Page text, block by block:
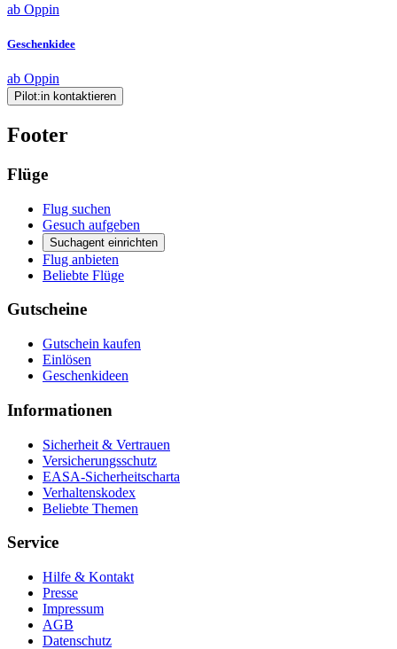
ab Oppin
Geschenkidee
ab Oppin
Pilot:in kontaktieren
Footer
Flüge
Flug suchen
Gesuch aufgeben
Suchagent einrichten
Flug anbieten
Beliebte Flüge
Gutscheine
Gutschein kaufen
Einlösen
Geschenkideen
Informationen
Sicherheit & Vertrauen
Versicherungsschutz
EASA-Sicherheitscharta
Verhaltenskodex
Beliebte Themen
Service
Hilfe & Kontakt
Presse
Impressum
AGB
Datenschutz